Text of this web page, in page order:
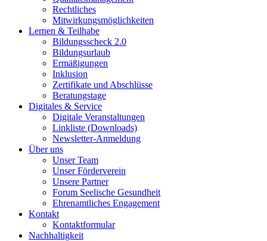
Rechtliches
Mitwirkungsmöglichkeiten
Lernen & Teilhabe
Bildungsscheck 2.0
Bildungsurlaub
Ermäßigungen
Inklusion
Zertifikate und Abschlüsse
Beratungstage
Digitales & Service
Digitale Veranstaltungen
Linkliste (Downloads)
Newsletter-Anmeldung
Über uns
Unser Team
Unser Förderverein
Unsere Partner
Forum Seelische Gesundheit
Ehrenamtliches Engagement
Kontakt
Kontaktformular
Nachhaltigkeit